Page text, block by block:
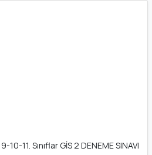
9-10-11. Sınıflar GİS 2 DENEME SINAVI